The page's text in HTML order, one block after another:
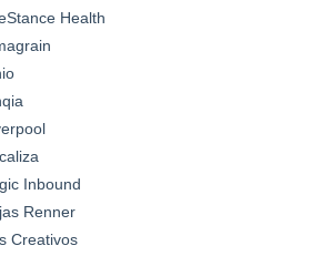
Health
Inbound
Renner
Creativos